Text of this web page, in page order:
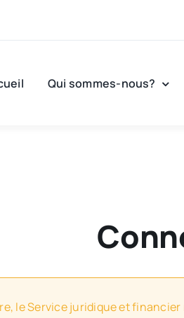
Qui sommes-nous?
le Service juridique et financier